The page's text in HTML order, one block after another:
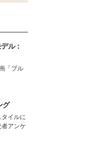
ル：
「ブル
グ
イルに
アンケ